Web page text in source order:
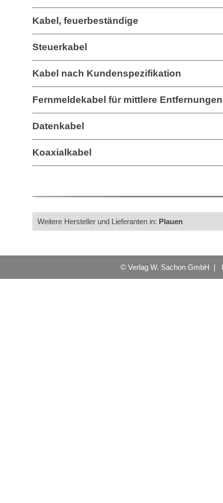
Kabel, feuerbeständige
Steuerkabel
Kabel nach Kundenspezifikation
Fernmeldekabel für mittlere Entfernungen
Datenkabel
Koaxialkabel
Weitere Hersteller und Lieferanten in: Plauen
© Verlag W. Sachon GmbH |